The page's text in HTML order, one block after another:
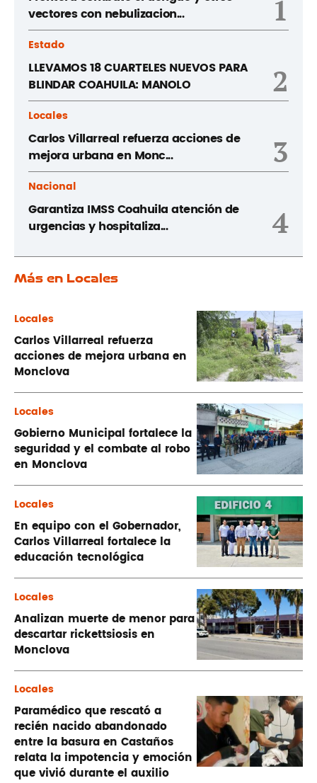
vectores con nebulizacion...
1
Estado
LLEVAMOS 18 CUARTELES NUEVOS PARA
BLINDAR COAHUILA: MANOLO
2
Locales
Carlos Villarreal refuerza acciones de
mejora urbana en Monc...
3
Nacional
Garantiza IMSS Coahuila atención de
urgencias y hospitaliza...
4
Más en Locales
Locales
Carlos Villarreal refuerza
acciones de mejora urbana en
Monclova
Locales
Gobierno Municipal fortalece la
seguridad y el combate al robo
en Monclova
Locales
En equipo con el Gobernador,
Carlos Villarreal fortalece la
educación tecnológica
Locales
Analizan muerte de menor para
descartar rickettsiosis en
Monclova
Locales
Paramédico que rescató a
recién nacido abandonado
entre la basura en Castaños
relata la impotencia y emoción
que vivió durante el auxilio